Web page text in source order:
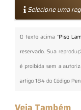
Selecione uma
O texto acima "Piso
reservado. Sua
é proibida sem a
artigo 184 do Código